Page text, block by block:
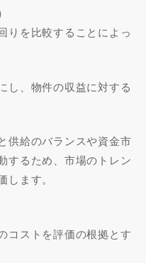
りを比較することによっ
し、物件の収益に対する
供給のバランスや資金市
するため、市場のトレン
します。
コストを評価の根拠とす